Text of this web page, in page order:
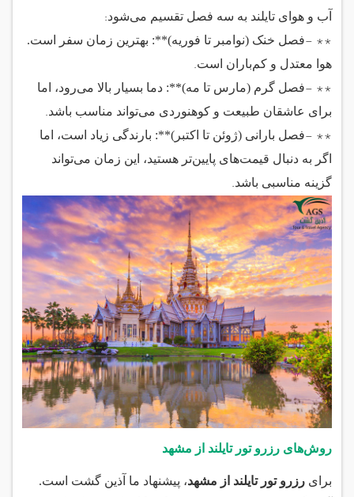
آب و هوای تایلند به سه فصل تقسیم می‌شود:
- **فصل خنک (نوامبر تا فوریه)**: بهترین زمان سفر است.
هوا معتدل و کم‌باران است.
- **فصل گرم (مارس تا مه)**: دما بسیار بالا می‌رود، اما
برای عاشقان طبیعت و کوهنوردی می‌تواند مناسب باشد.
- **فصل بارانی (ژوئن تا اکتبر)**: بارندگی زیاد است، اما
اگر به دنبال قیمت‌های پایین‌تر هستید، این زمان می‌تواند
گزینه مناسبی باشد.
روش‌های رزرو تور تایلند از مشهد
برای رزرو تور تایلند از مشهد، پیشنهاد ما آذین گشت است.